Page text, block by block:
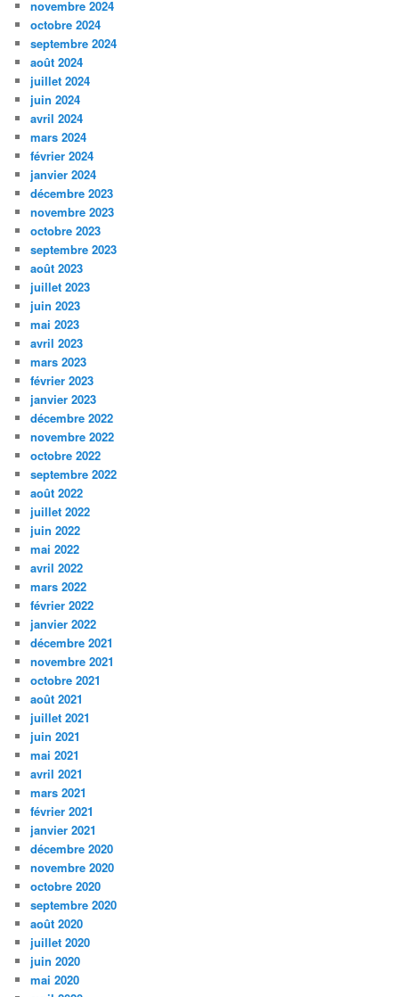
novembre 2024
octobre 2024
septembre 2024
août 2024
juillet 2024
juin 2024
avril 2024
mars 2024
février 2024
janvier 2024
décembre 2023
novembre 2023
octobre 2023
septembre 2023
août 2023
juillet 2023
juin 2023
mai 2023
avril 2023
mars 2023
février 2023
janvier 2023
décembre 2022
novembre 2022
octobre 2022
septembre 2022
août 2022
juillet 2022
juin 2022
mai 2022
avril 2022
mars 2022
février 2022
janvier 2022
décembre 2021
novembre 2021
octobre 2021
août 2021
juillet 2021
juin 2021
mai 2021
avril 2021
mars 2021
février 2021
janvier 2021
décembre 2020
novembre 2020
octobre 2020
septembre 2020
août 2020
juillet 2020
juin 2020
mai 2020